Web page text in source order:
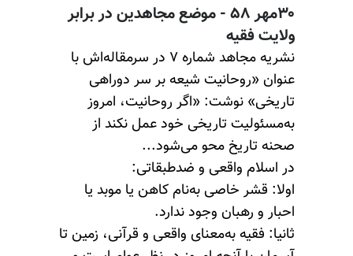
۳۰مهر ۵۸ - موضع مجاهدین در برابر
ولایت‌ فقیه
نشریه مجاهد شماره ۷ در سرمقاله‌اش با
عنوان «روحانیت شیعه بر سر دوراهی
تاریخی» نوشت: «اگر روحانیت، امروز
به‌مسئولیت تاریخی خود عمل نکند از
صحنه تاریخ محو می‌شود...
در اسلام واقعی و ضدطبقاتی:
اولا: قشر خاصی به‌نام کاهن یا موبد یا
احبار و رهبان وجود ندارد.
ثانیا: فقیه به‌معنای واقعی و قرآنی، زمین تا